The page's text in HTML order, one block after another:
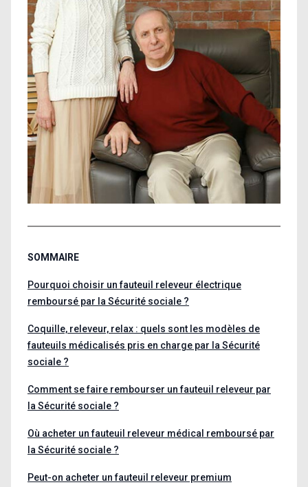
SOMMAIRE
Pourquoi choisir un fauteuil releveur électrique
remboursé par la Sécurité sociale ?
Coquille, releveur, relax : quels sont les modèles de
fauteuils médicalisés pris en charge par la Sécurité
sociale ?
Comment se faire rembourser un fauteuil releveur par
la Sécurité sociale ?
Où acheter un fauteuil releveur médical remboursé par
la Sécurité sociale ?
Peut-on acheter un fauteuil releveur premium